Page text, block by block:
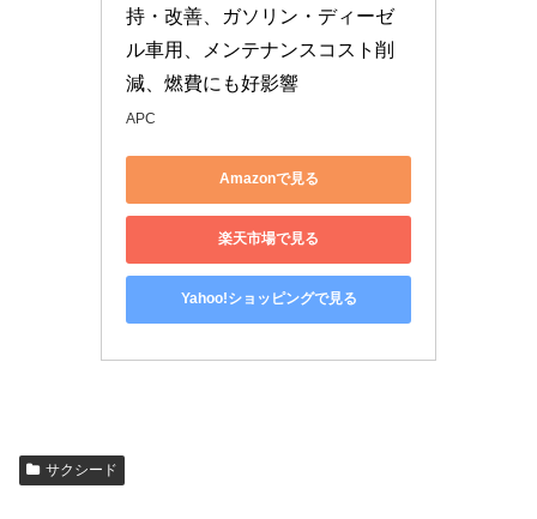
持・改善、ガソリン・ディーゼ
ル車用、メンテナンスコスト削
減、燃費にも好影響
APC
Amazonで見る
楽天市場で見る
Yahoo!ショッピングで見る
サクシード